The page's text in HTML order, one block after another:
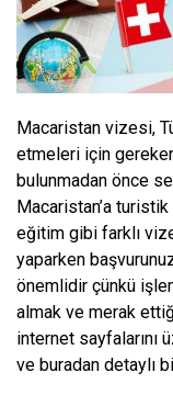
Macaristan vizesi,
etmeleri için
bulunmadan önce
Macaristan’a
eğitim gibi farklı
yaparken
önemlidir çünkü
almak ve merak
internet sayfalarını
ve buradan detaylı